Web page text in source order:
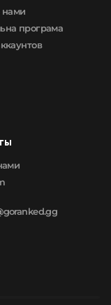
нами
програма